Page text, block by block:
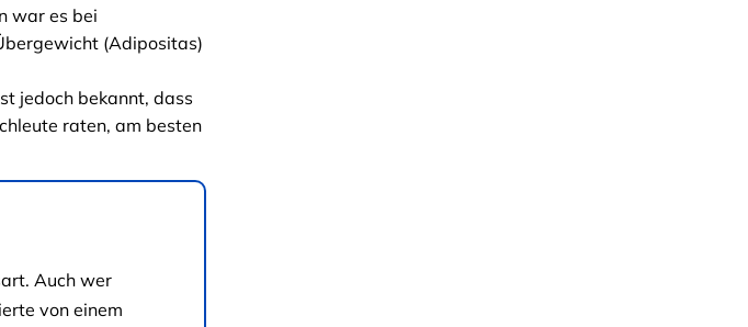
war es bei
(Adipositas)
jedoch bekannt, dass
raten, am besten
Auch wer
von einem